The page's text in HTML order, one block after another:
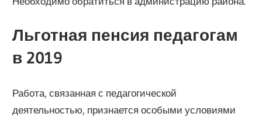
Льготная пенсия педагогам
в 2019
Работа, связанная с педагогической
деятельностью, признается особыми условиями